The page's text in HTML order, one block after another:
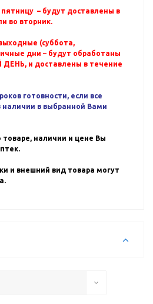
– будут доставлены в
во вторник.
(суббота,
дни – будут обработаны
и доставлены в течение
готовности, если все
наличии в выбранной Вами
наличии и цене Вы
и внешний вид товара могут